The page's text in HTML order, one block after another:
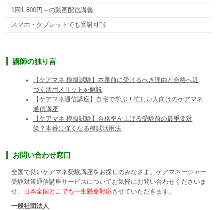
1回1,800円～の動画配信講義
スマホ・タブレットでも受講可能
講師の独り言
【ケアマネ 模擬試験】本番前に受けるべき理由と合格へ近
づく活用メリットを解説
【ケアマネ通信講座】自宅で学ぶ！忙しい人向けのケアマネ
通信講座
【ケアマネ 模擬試験】合格率を上げる受験前の最重要対
策？本番に強くなる模試活用法
お問い合わせ窓口
全国で良いケアマネ受験講座をお探しのみなさま。ケアマネージャー
受験対策通信講座サービスについてお気軽にお問い合わせくださいま
せ。
日本全国どこでも一生懸命対応させていただきます。
一般社団法人